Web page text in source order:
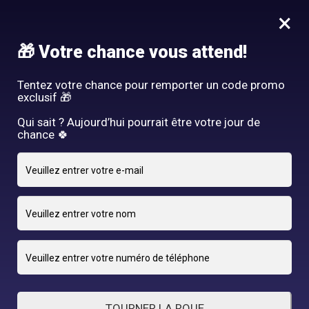
Miss Martinique
Miss
Martinique
×
🎁 Votre chance vous attend!
Tentez votre chance pour remporter un code promo
exclusif 🎁
Qui sait ? Aujourd’hui pourrait être votre jour de
chance 🍀